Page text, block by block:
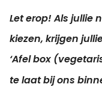
Let erop! Als jullie
kiezen, krijgen
‘Afelbox
te laat bij ons